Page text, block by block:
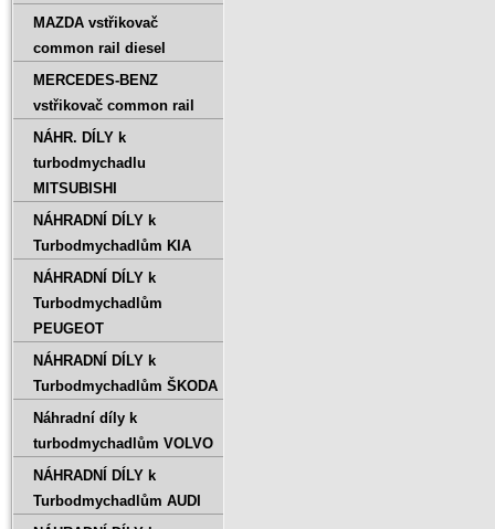
MAZDA vstřikovač
common rail diesel
MERCEDES-BENZ
vstřikovač common rail
NÁHR. DÍLY k
turbodmychadlu
MITSUBISHI
NÁHRADNÍ DÍLY k
Turbodmychadlům KIA
NÁHRADNÍ DÍLY k
Turbodmychadlům
PEUGEOT
NÁHRADNÍ DÍLY k
Turbodmychadlům ŠKODA
Náhradní díly k
turbodmychadlům VOLVO
NÁHRADNÍ DÍLY k
Turbodmychadlům AUDI